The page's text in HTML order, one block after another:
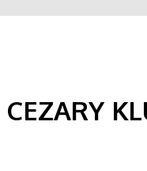
CEZARY